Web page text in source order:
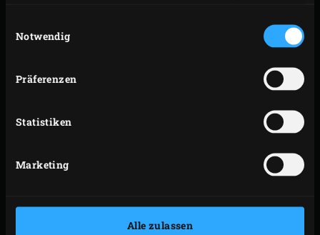
Notwendig
Präferenzen
Statistiken
Marketing
Alle zulassen
alles ca. 1,5 Stunden bei schwacher Hitze garen
Die Kartoffelstärke mit einem Schuss Wasser
anrühren und damit den Rotkohl leicht binden.
TIPP
solltest du zuerst den Kohl garen. Wenn das Hirschkarree
dem Big Green Egg noch einmal kurz aufwärmen.